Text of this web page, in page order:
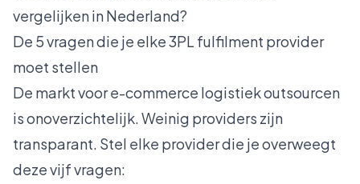
vergelijken in Nederland?
De 5 vragen die je elke 3PL fulfilment provider
moet stellen
De markt voor e-commerce logistiek outsourcen
is onoverzichtelijk. Weinig providers zijn
transparant. Stel elke provider die je overweegt
deze vijf vragen: